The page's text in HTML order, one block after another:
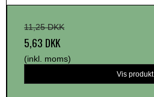
11,25 DKK
5,63 DKK
(inkl. moms)
Vis produkt